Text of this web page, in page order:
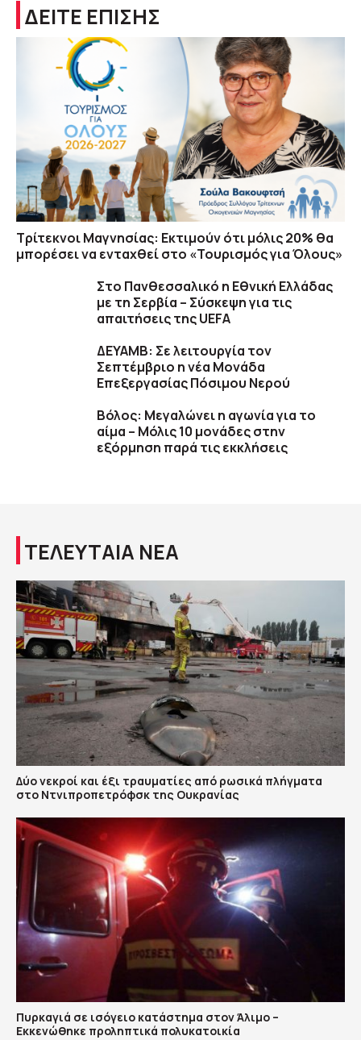
ΔΕΙΤΕ ΕΠΙΣΗΣ
Τρίτεκνοι Μαγνησίας: Εκτιμούν ότι μόλις 20% θα
μπορέσει να ενταχθεί στο «Τουρισμός για Όλους»
Στο Πανθεσσαλικό η Εθνική Ελλάδας
με τη Σερβία – Σύσκεψη για τις
απαιτήσεις της UEFA
ΔΕΥΑΜΒ: Σε λειτουργία τον
Σεπτέμβριο η νέα Μονάδα
Επεξεργασίας Πόσιμου Νερού
Βόλος: Μεγαλώνει η αγωνία για το
αίμα – Μόλις 10 μονάδες στην
εξόρμηση παρά τις εκκλήσεις
ΤΕΛΕΥΤΑΙΑ ΝΕΑ
Δύο νεκροί και έξι τραυματίες από ρωσικά πλήγματα
στο Ντνιπροπετρόφσκ της Ουκρανίας
Πυρκαγιά σε ισόγειο κατάστημα στον Άλιμο –
Εκκενώθηκε προληπτικά πολυκατοικία